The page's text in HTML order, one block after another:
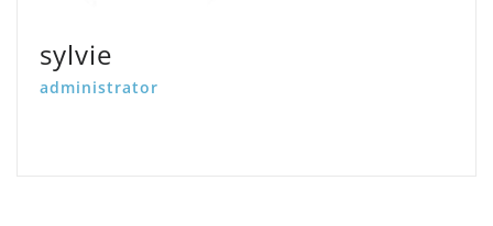
sylvie
administrator